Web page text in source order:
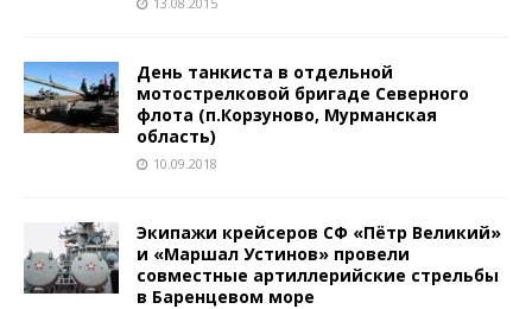
День танкиста в отдельной
мотострелковой бригаде Северного
флота (п.Корзуново, Мурманская
область)
10.09.2018
Экипажи крейсеров СФ «Пётр Великий»
и «Маршал Устинов» провели
совместные артиллерийские стрельбы
в Баренцевом море